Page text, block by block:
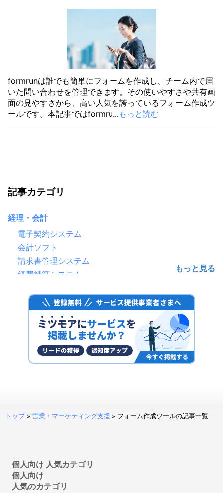
formrunは誰でも簡単にフォームを作成し、チーム内で届
いた問い合わせを管理できます。その使いやすさや共有画
面の見やすさから、高い人気を誇っているフォーム作成ツ
ールです。本記事ではformru... もっと読む
記事カテゴリ
経理・会計
電子契約システム
会計ソフト
請求書管理システム
経費精算システム
電子帳簿保存システム
ファクタリングサービス
予算管理システム
決済代行サービス
固定資産管理システム
法人カード
経営管理システム
不動産向け電子契約システム
補助金申請サポート・代行
トップ»営業・マーケティング支援 » フォーム作成ツールの記事一覧
個人向け 人気カテゴリ
個人向け
人気のカテゴリ